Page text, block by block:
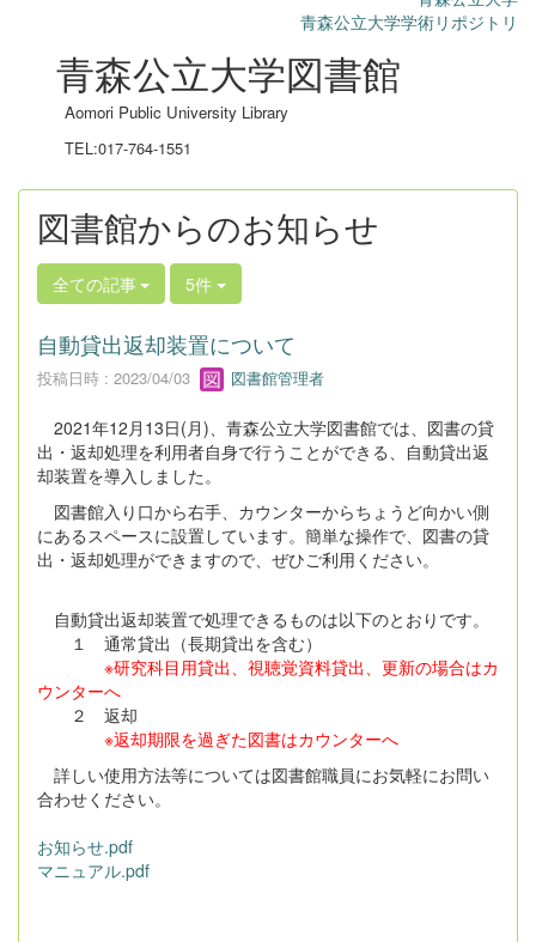
青森公立大学学術リポジトリ
青森公立大学図書館
Aomori Public University Library
TEL:017-764-1551
図書館からのお知らせ
全ての記事 5件
自動貸出返却装置について
投稿日時 : 2023/04/03 図書館管理者
2021年12月13日(月)、青森公立大学図書館では、図書の貸
出・返却処理を利用者自身で行うことができる、自動貸出返
却装置を導入しました。
図書館入り口から右手、カウンターからちょうど向かい側
にあるスペースに設置しています。簡単な操作で、図書の貸
出・返却処理ができますので、ぜひご利用ください。
自動貸出返却装置で処理できるものは以下のとおりです。
１ 通常貸出（長期貸出を含む）
※研究科目用貸出、視聴覚資料貸出、更新の場合はカ
ウンターへ
２ 返却
※返却期限を過ぎた図書はカウンターへ
詳しい使用方法等については図書館職員にお気軽にお問い
合わせください。
お知らせ.pdf
マニュアル.pdf